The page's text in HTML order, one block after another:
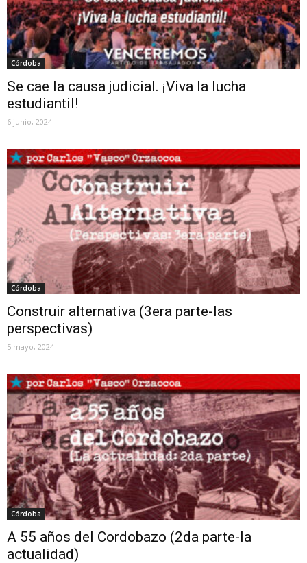
Córdoba
Se cae la causa judicial. ¡Viva la lucha
estudiantil!
6 junio, 2024
Córdoba
Construir alternativa (3era parte-las
perspectivas)
5 mayo, 2024
Córdoba
A 55 años del Cordobazo (2da parte-la
actualidad)